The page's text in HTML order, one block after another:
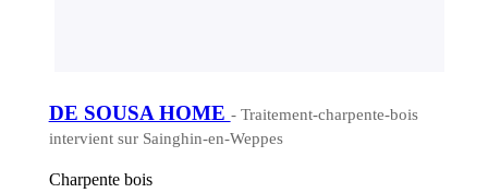
DE SOUSA HOME - Traitement-charpente-bois
intervient sur Sainghin-en-Weppes
Charpente bois